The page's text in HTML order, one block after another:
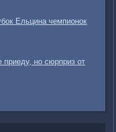
Ельцина чемпионок
приеду, но сюрприз от